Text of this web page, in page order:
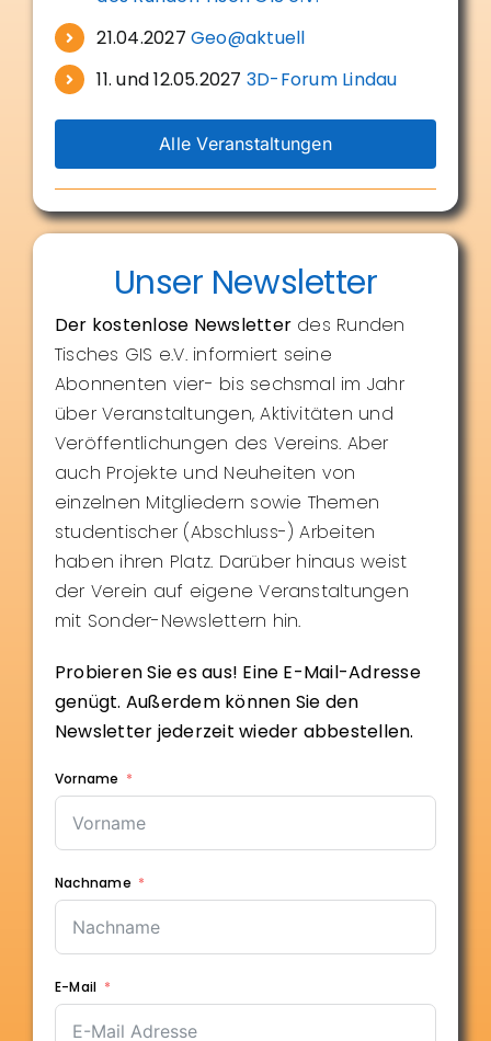
21.04.2027Geo@aktuell
11. und 12.05.2027 3D-Forum Lindau
Alle Veranstaltungen
Unser Newsletter
Der kostenlose Newsletterdes Runden
Tisches GIS e.V. informiert seine
Abonnenten vier- bis sechsmal im Jahr
über Veranstaltungen, Aktivitäten und
Veröffentlichungen des Vereins. Aber
auch Projekte und Neuheiten von
einzelnen Mitgliedern sowie Themen
studentischer (Abschluss-) Arbeiten
haben ihren Platz. Darüber hinaus weist
der Verein auf eigene Veranstaltungen
mit Sonder-Newslettern hin.
Probieren Sie es aus! Eine E-Mail-Adresse
genügt. Außerdem können Sie den
Newsletter jederzeit wieder abbestellen.
Vorname
Nachname
E-Mail